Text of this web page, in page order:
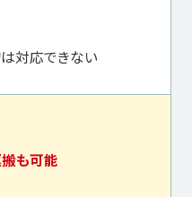
対応できない
も可能